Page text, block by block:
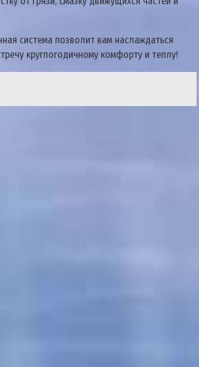
система позволит вам наслаждаться
круглогодичному комфорту и теплу!